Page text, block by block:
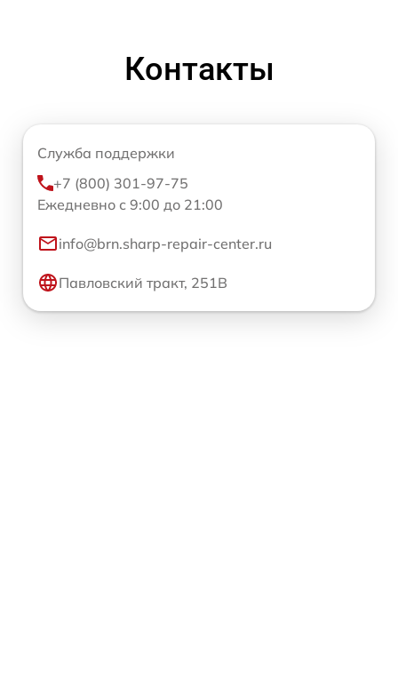
Контакты
Служба поддержки
+7 (800) 301-97-75
Ежедневно с 9:00 до 21:00
info@brn.sharp-repair-center.ru
Павловский тракт, 251В